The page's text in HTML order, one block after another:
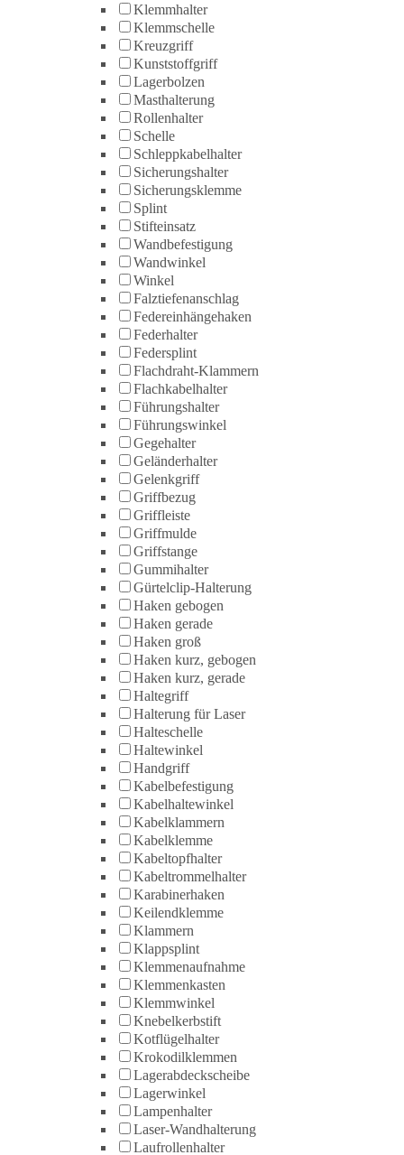
Klemmhalter
Klemmschelle
Kreuzgriff
Kunststoffgriff
Lagerbolzen
Masthalterung
Rollenhalter
Schelle
Schleppkabelhalter
Sicherungshalter
Sicherungsklemme
Splint
Stifteinsatz
Wandbefestigung
Wandwinkel
Winkel
Falztiefenanschlag
Federeinhängehaken
Federhalter
Federsplint
Flachdraht-Klammern
Flachkabelhalter
Führungshalter
Führungswinkel
Gegehalter
Geländerhalter
Gelenkgriff
Griffbezug
Griffleiste
Griffmulde
Griffstange
Gummihalter
Gürtelclip-Halterung
Haken gebogen
Haken gerade
Haken groß
Haken kurz, gebogen
Haken kurz, gerade
Haltegriff
Halterung für Laser
Halteschelle
Haltewinkel
Handgriff
Kabelbefestigung
Kabelhaltewinkel
Kabelklammern
Kabelklemme
Kabeltopfhalter
Kabeltrommelhalter
Karabinerhaken
Keilendklemme
Klammern
Klappsplint
Klemmenaufnahme
Klemmenkasten
Klemmwinkel
Knebelkerbstift
Kotflügelhalter
Krokodilklemmen
Lagerabdeckscheibe
Lagerwinkel
Lampenhalter
Laser-Wandhalterung
Laufrollenhalter